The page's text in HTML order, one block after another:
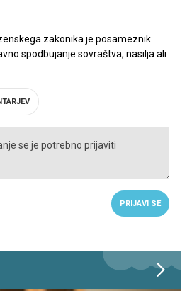
zakonika je posameznik
spodbujanje sovraštva, nasilja ali
PRIJAVI SE